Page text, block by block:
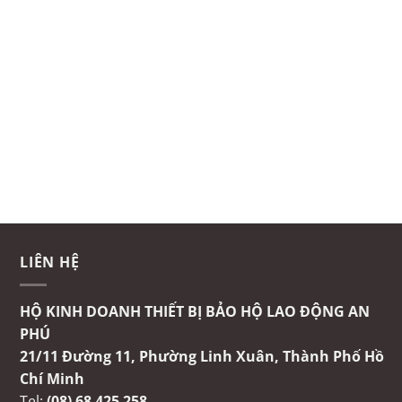
LIÊN HỆ
HỘ KINH DOANH THIẾT BỊ BẢO HỘ LAO ĐỘNG AN
PHÚ
21/11 Đường 11, Phường Linh Xuân, Thành Phố Hồ
Chí Minh